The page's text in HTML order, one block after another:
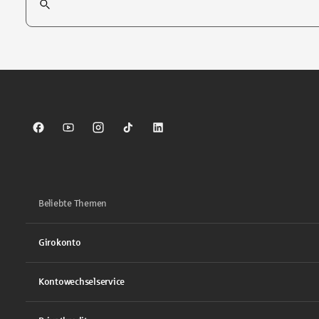
Sparkasse auf Facebook
Sparkasse auf Youtube
Sparkasse auf Instagram
Sparkasse auf TikTok
Sparkasse auf LinkedIn
Beliebte Themen
Girokonto
Kontowechselservice